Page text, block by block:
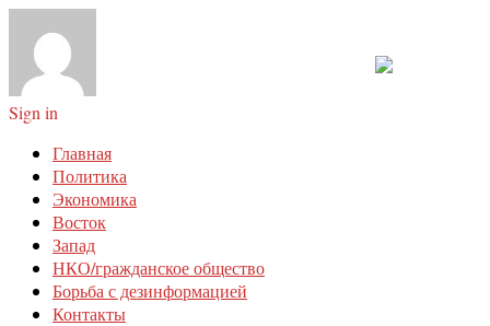
Sign in
Главная
Политика
Экономика
Восток
Запад
НКО/гражданское общество
Борьба с дезинформацией
Контакты